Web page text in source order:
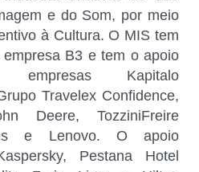
e do Som, por meio
à Cultura. O MIS tem
B3 e tem o apoio
empresas Kapitalo
Travelex Confidence,
Deere, TozziniFreire
e Lenovo. O apoio
Pestana Hotel